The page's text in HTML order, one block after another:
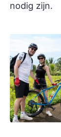
nodig zijn.